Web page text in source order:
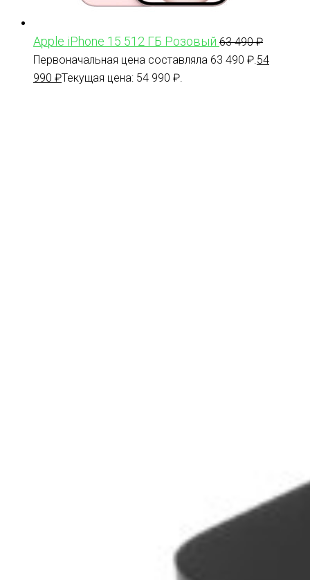
Apple iPhone 15 512 ГБ Розовый 63 490₽
Первоначальная цена составляла 63 490 ₽. 54
990 ₽Текущая цена: 54 990 ₽.